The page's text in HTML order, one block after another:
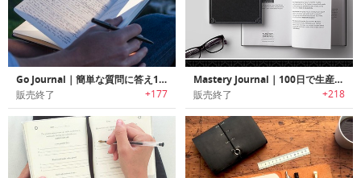
Go Journal｜簡単な質問に答え1日10分で目標設定/レビューが可能なジャーナル「ゴージャーナル」
販売終了 +177
Mastery Journal｜100日で生産性向上・自己鍛錬・集中力をステップバイステップでマスター可能なジャーナル「マスタリージャーナル」
販売終了 +218